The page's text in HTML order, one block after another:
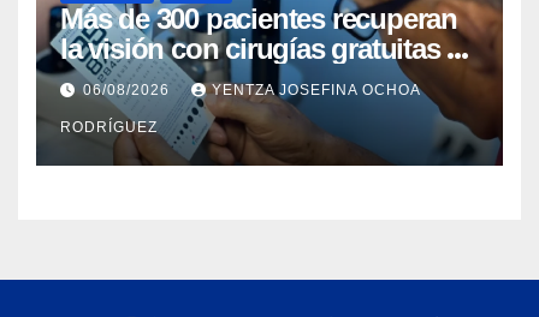
Más de 300 pacientes recuperan
la visión con cirugías gratuitas de
cataratas en Zulia
06/08/2026 YENTZA JOSEFINA OCHOA
RODRÍGUEZ